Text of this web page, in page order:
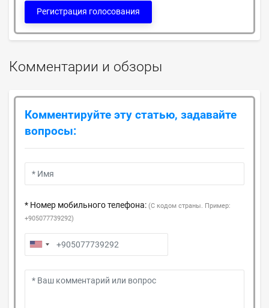
Регистрация голосования
Комментарии и обзоры
Комментируйте эту статью, задавайте
вопросы:
* Номер мобильного телефона: (С кодом страны. Пример:
+905077739292)